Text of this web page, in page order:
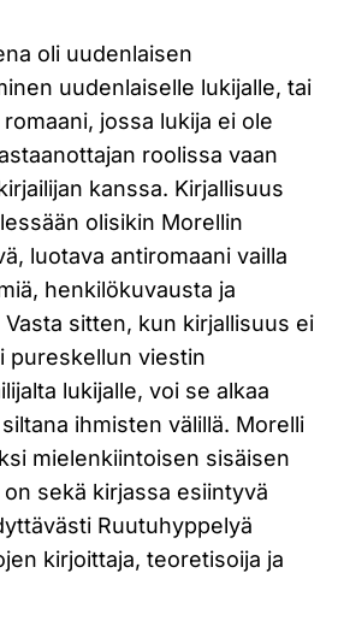
oli uudenlaisen
uudenlaiselle lukijalle, tai
jossa lukija ei ole
roolissa vaan
kanssa. Kirjallisuus
olisikin Morellin
luotava antiromaani vailla
henkilökuvausta ja
sitten, kun kirjallisuus ei
pureskellun viestin
lukijalle, voi se alkaa
ihmisten välillä. Morelli
mielenkiintoisen sisäisen
sekä kirjassa esiintyvä
Ruutuhyppelyä
kirjoittaja, teoretisoija ja